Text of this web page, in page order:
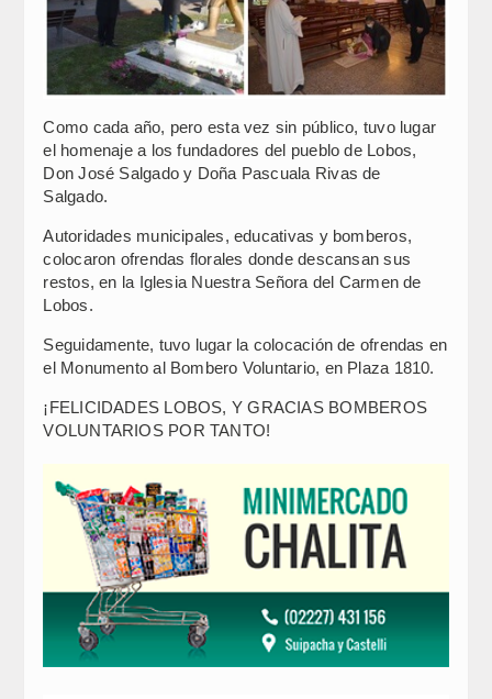
Como cada año, pero esta vez sin público, tuvo lugar
el homenaje a los fundadores del pueblo de Lobos,
Don José Salgado y Doña Pascuala Rivas de
Salgado.
Autoridades municipales, educativas y bomberos,
colocaron ofrendas florales donde descansan sus
restos, en la Iglesia Nuestra Señora del Carmen de
Lobos.
Seguidamente, tuvo lugar la colocación de ofrendas en
el Monumento al Bombero Voluntario, en Plaza 1810.
¡FELICIDADES LOBOS, Y GRACIAS BOMBEROS
VOLUNTARIOS POR TANTO!